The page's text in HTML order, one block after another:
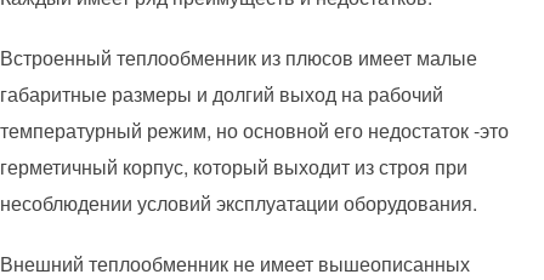
Встроенный теплообменник из плюсов имеет малые
габаритные размеры и долгий выход на рабочий
температурный режим, но основной его недостаток -это
герметичный корпус, который выходит из строя при
несоблюдении условий эксплуатации оборудования.
Внешний теплообменник не имеет вышеописанных